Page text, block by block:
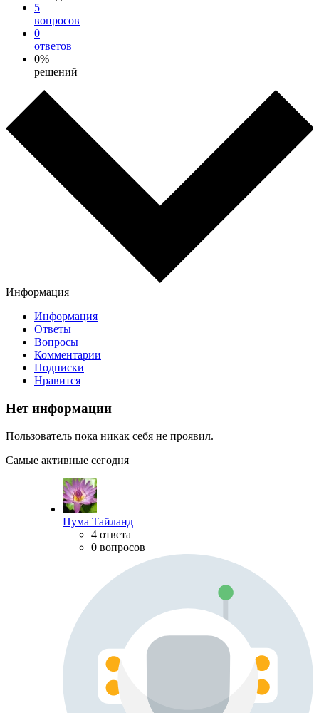
5
вопросов
0
ответов
0%
решений
Информация
Информация
Ответы
Вопросы
Комментарии
Подписки
Нравится
Нет информации
Пользователь пока никак себя не проявил.
Самые активные сегодня
Пума Тайланд
4 ответа
0 вопросов